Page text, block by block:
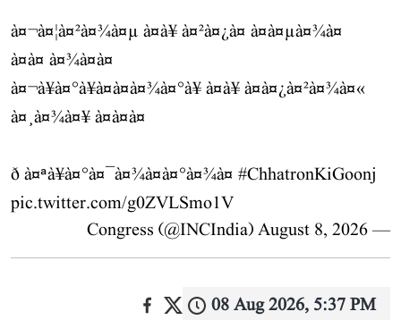
à¤¬à¤¦à¤²à¤¾à¤µ à¤à¥ à¤²à¤¿à¤ à¤à¤µà¤¾à¤
à¤à¤ à¤¾à¤à¤
à¤¬à¥à¤°à¥à¤à¤à¤¾à¤°à¥ à¤à¥ à¤à¤¿à¤²à¤¾à¤«
à¤¸à¤¾à¤¥ à¤à¤à¤
ð à¤ªà¥à¤°à¤¯à¤¾à¤à¤°à¤¾à¤ #ChhatronKiGoonj
pic.twitter.com/g0ZVLSmo1V
— Congress (@INCIndia)
August 8, 2026
08 Aug 2026, 5:37 PM